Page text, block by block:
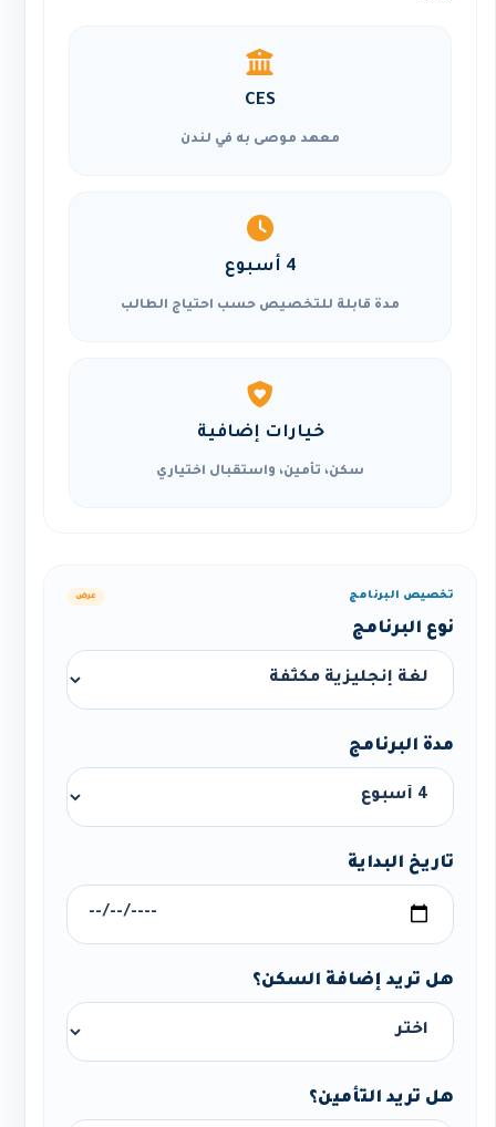
CES
معهد موصى به في لندن
4 أسبوع
مدة قابلة للتخصيص حسب احتياج الطالب
خيارات إضافية
سكن، تأمين، واستقبال اختياري
تخصيص البرنامج عرض
نوع البرنامج
مدة البرنامج
تاريخ البداية
هل تريد إضافة السكن؟
هل تريد التأمين؟